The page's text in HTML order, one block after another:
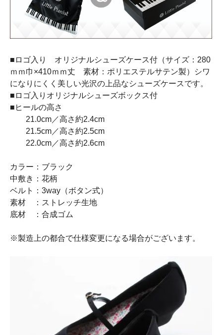
■ロゴ入り オリジナルシューズケース付（サイズ：280
ｍｍ巾×410ｍｍ丈 素材：ポリエステルサテン製）シワ
になりにくく美しい光沢の上品なシューズケースです。
■ロゴ入りオリジナルシューズボックス付
■ヒールの高さ
21.0cm／高さ約2.4cm
21.5cm／高さ約2.5cm
22.0cm／高さ約2.6cm
カラー：ブラック
中敷き：花柄
ベルト：3way（ボタン式）
素材 ：ストレッチ生地
底材 ：合成ゴム
※製造上の都合で仕様変更になる場合がございます。